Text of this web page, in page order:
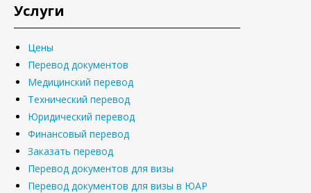
Услуги
Цены
Перевод документов
Медицинский перевод
Технический перевод
Юридический перевод
Финансовый перевод
Заказать перевод
Перевод документов для визы
Перевод документов для визы в ЮАР